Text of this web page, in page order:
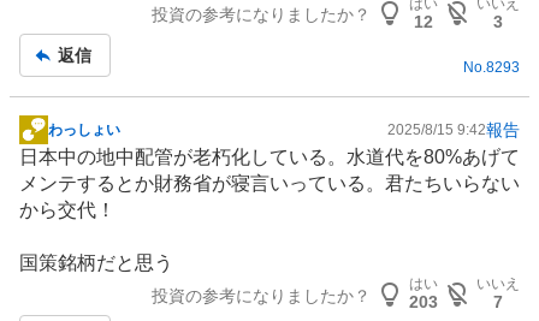
投資の参考になりましたか？ 12
3
返信
No.8293
掲
示
板
記
わっしょい 2025/8/15 9:42報告
日本中の地中配管が老朽化している。 水道代を80%あげて
メンテするとか財務省が寝言いっている。君たちいらない
から交代！
国策銘柄だと思う
投資の参考になりましたか？
はい
203
いいえ
7